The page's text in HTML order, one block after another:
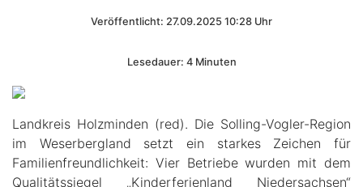
Veröffentlicht: 27.09.2025 10:28 Uhr
Lesedauer: 4 Minuten
Landkreis Holzminden (red). Die Solling-Vogler-Region
im Weserbergland setzt ein starkes Zeichen für
Familienfreundlichkeit: Vier Betriebe wurden mit dem
Qualitätssiegel „Kinderferienland Niedersachsen“